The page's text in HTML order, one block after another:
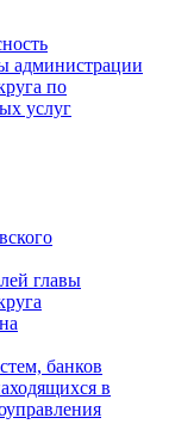
администрации
по
услуг
главы
банков
в